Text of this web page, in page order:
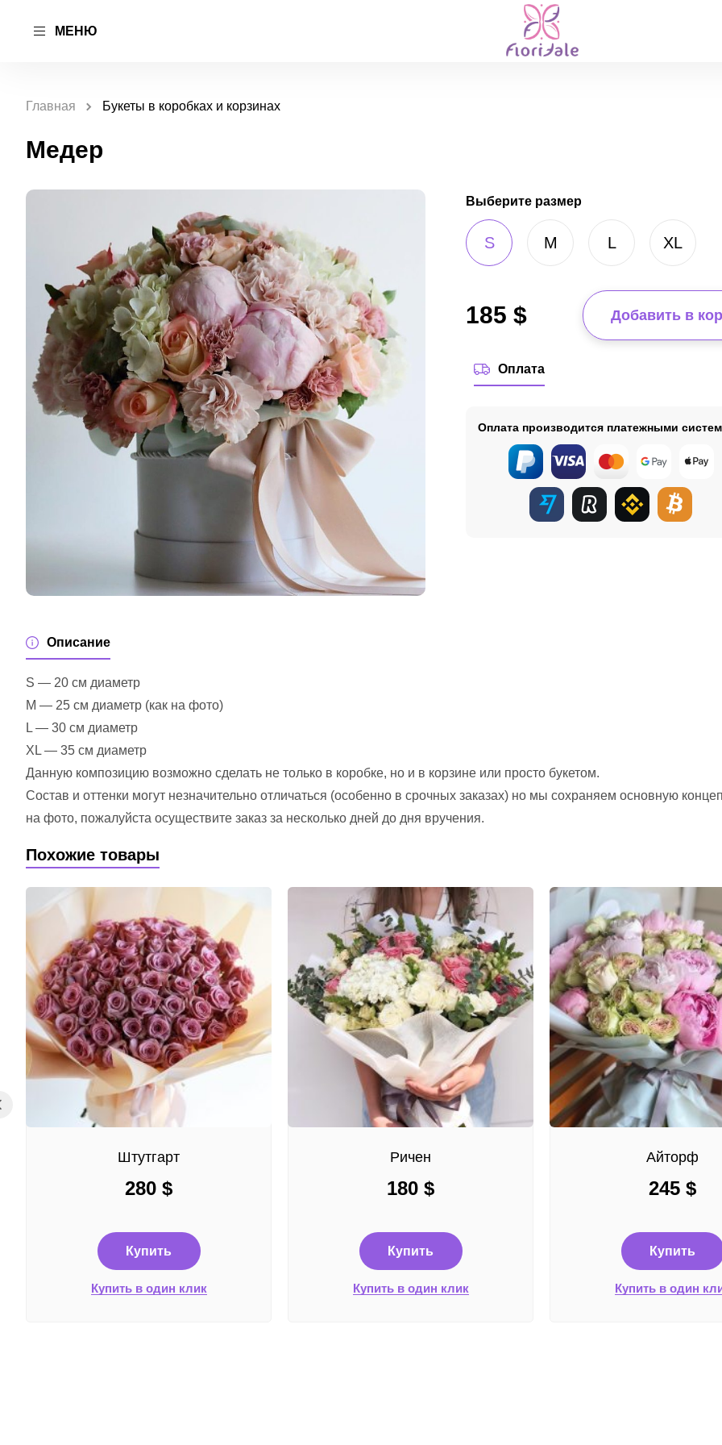
МЕНЮ
Главная Букеты в коробках и корзинах
Медер
Выберите размер
S M L XL
185 $ Добавить в
Оплата
Оплата производится платежными
Описание
S — 20 см диаметр
M — 25 см диаметр (как на фото)
L — 30 см диаметр
XL — 35 см диаметр
Данную композицию возможно сделать не только в коробке, но и в корзине или просто букетом.
Состав и оттенки могут незначительно отличаться (особенно в срочных заказах) но мы сохраняем основную
на фото, пожалуйста осуществите заказ за несколько дней до дня вручения.
Похожие товары
Штутгарт
280 $
Купить
Купить в один клик
Ричен
180 $
Купить
Купить в один клик
Айторф
245 $
Купить
Купить в один